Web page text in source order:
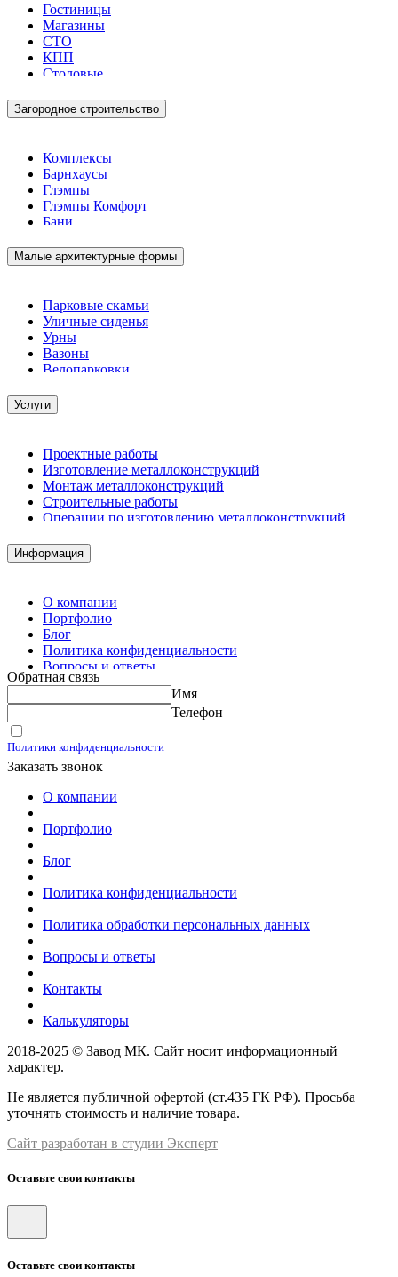
Гостиницы
Магазины
СТО
КПП
Столовые
Загородное строительство
Комплексы
Барнхаусы
Глэмпы
Глэмпы Комфорт
Бани
Малые архитектурные формы
Парковые скамьи
Уличные сиденья
Урны
Вазоны
Велопарковки
Услуги
Проектные работы
Изготовление металлоконструкций
Монтаж металлоконструкций
Строительные работы
Операции по изготовлению металлоконструкций
Комплектация металлопроката
Изготовление винтовых свай
Информация
О компании
Портфолио
Блог
Политика конфиденциальности
Вопросы и ответы
Контакты
Обратная связь
Имя
Телефон
Политики конфиденциальности
Заказать звонок
О компании
|
Портфолио
|
Блог
|
Политика конфиденциальности
|
Политика обработки персональных данных
|
Вопросы и ответы
|
Контакты
|
Калькуляторы
2018-2025 © Завод МК. Сайт носит информационный
характер.
Не является публичной офертой (ст.435 ГК РФ). Просьба
уточнять стоимость и наличие товара.
Сайт разработан в студии Эксперт
Оставьте свои контакты
Оставьте свои контакты